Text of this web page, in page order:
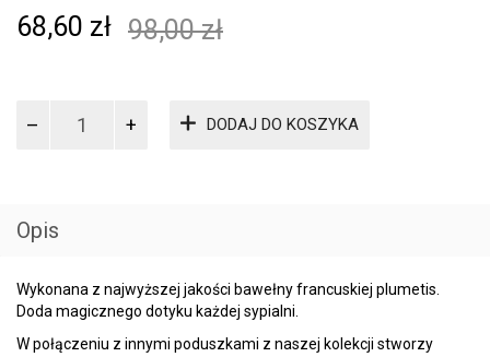
98,00zł
68,60 zł
Poduszka
DODAJ DO KOSZYKA
Opis
Wykonana z najwyższej jakości bawełny francuskiej plumetis.
Doda magicznego dotyku każdej sypialni.
W połączeniu z innymi poduszkami z naszej kolekcji stworzy